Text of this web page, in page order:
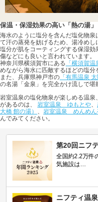
保温・保湿効果の高い「熱の湯」
海水のように塩分を含んだ塩化物
て汗の蒸発を妨げるため、湯冷めし
塩分が肌をコーティングする保湿
傷などにも良いと言われています。
神奈川県横須賀市にある 「横須賀温
めながら海水に匹敵するほどの塩分
また、兵庫県神戸市の 「有馬温泉 太
の名湯「金泉」を完全かけ流しで堪
岩室温泉の塩化物泉が楽しめる温
があるのは、 岩室温泉 ゆもとや、
大橋 館の湯） 、 岩室温泉 めんめん
んでみてください。
第20回ニフ
全国約2.2万件
気施設は…
ニフティ温